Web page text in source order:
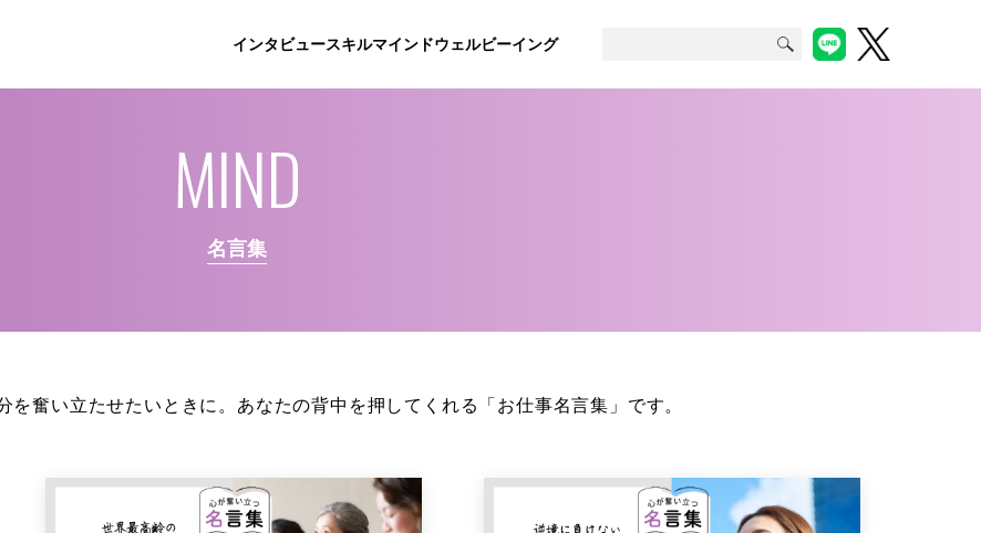
インタビュースキルマインドウェルビーイング
MIND
名言集
を奮い立たせたいときに。あなたの背中を押してくれる「お仕事名言集」です。